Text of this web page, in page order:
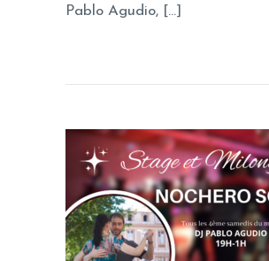
Pablo Agudio, […]